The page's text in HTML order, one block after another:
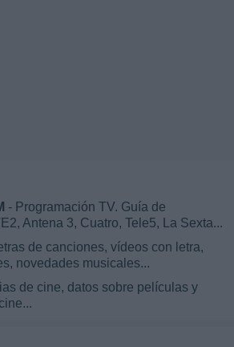
- Programación TV. Guía de
Antena 3, Cuatro, Tele5, La Sexta...
de canciones, vídeos con letra,
novedades musicales...
de cine, datos sobre películas y